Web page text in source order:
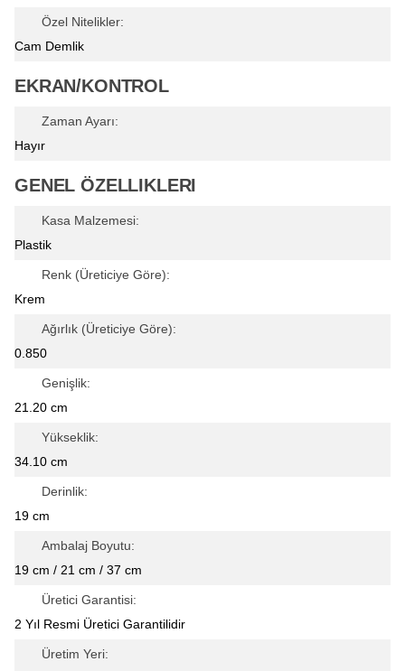
Özel Nitelikler:
Cam Demlik
EKRAN/KONTROL
Zaman Ayarı:
Hayır
GENEL ÖZELLIKLERI
Kasa Malzemesi:
Plastik
Renk (Üreticiye Göre):
Krem
Ağırlık (Üreticiye Göre):
0.850
Genişlik:
21.20 cm
Yükseklik:
34.10 cm
Derinlik:
19 cm
Ambalaj Boyutu:
19 cm / 21 cm / 37 cm
Üretici Garantisi:
2 Yıl Resmi Üretici Garantilidir
Üretim Yeri: